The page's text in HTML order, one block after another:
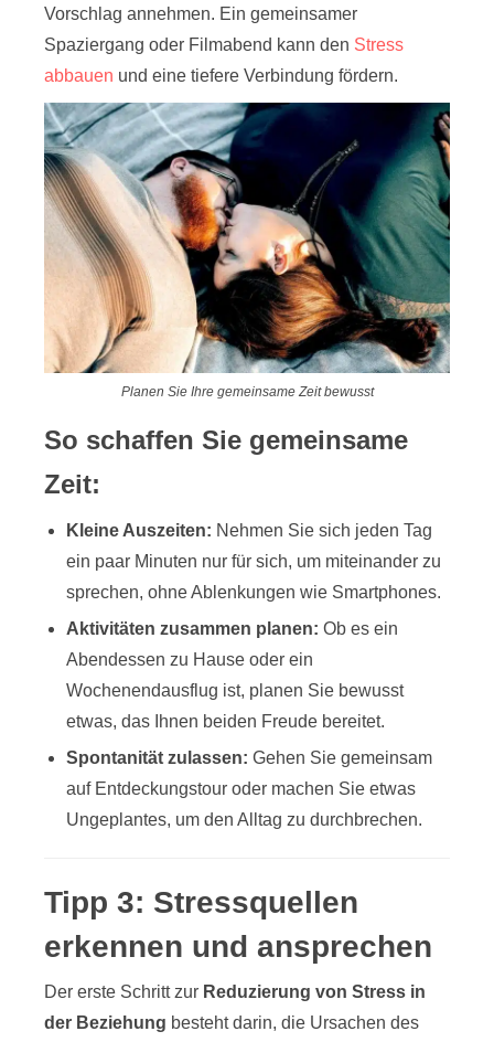
Vorschlag annehmen. Ein gemeinsamer
Spaziergang oder Filmabend kann den Stress
abbauen und eine tiefere Verbindung fördern.
Planen Sie Ihre gemeinsame Zeit bewusst
So schaffen Sie gemeinsame
Zeit:
Kleine Auszeiten: Nehmen Sie sich jeden Tag
ein paar Minuten nur für sich, um miteinander zu
sprechen, ohne Ablenkungen wie Smartphones.
Aktivitäten zusammen planen: Ob es ein
Abendessen zu Hause oder ein
Wochenendausflug ist, planen Sie bewusst
etwas, das Ihnen beiden Freude bereitet.
Spontanität zulassen: Gehen Sie gemeinsam
auf Entdeckungstour oder machen Sie etwas
Ungeplantes, um den Alltag zu durchbrechen.
Tipp 3: Stressquellen
erkennen und ansprechen
Der erste Schritt zur Reduzierung von Stress in
der Beziehung besteht darin, die Ursachen des